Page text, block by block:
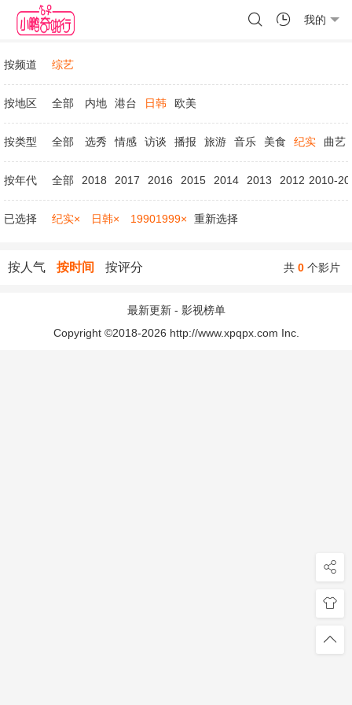
我的
按频道 综艺
按地区 全部 内地 港台 日韩 欧美
按类型 全部 选秀 情感 访谈 播报 旅游 音乐 美食 纪实 曲艺
按年代 全部 2018 2017 2016 2015 2014 2013 2012 2010-
已选择 纪实× 日韩× 19901999× 重新选择
按人气 按时间 按评分 共 0 个影片
最新更新- 影视榜单
Copyright ©2018-2026 http://www.xpqpx.com Inc.